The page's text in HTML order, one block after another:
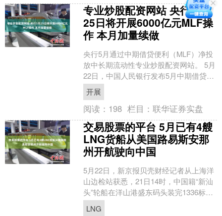
专业炒股配资网站 央行5月
25日将开展6000亿元MLF操
作 本月加量续做
央行5月通过中期借贷便利（MLF）净投
放中长期流动性专业炒股配资网站。 5月
22日，中国人民银行发布5月中期借贷便
利招标公告称，为保持银行体系流动性
充裕，202....
开展
阅读： 198 栏目：联华证券实盘
交易股票的平台 5月已有4艘
LNG货船从美国路易斯安那
州开航驶向中国
5月22日，新京报贝壳财经记者从上海洋
山边检站获悉，21日14时，中国籍“新汕
头”轮船在洋山港盛东码头装完1336标箱
作业任务后起锚驶向北美，这是中远海
LNG